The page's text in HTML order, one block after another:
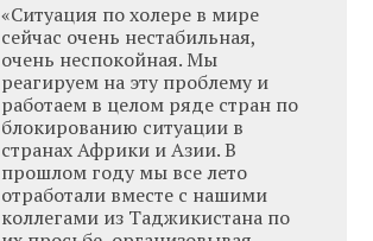
«Ситуация по холере в мире
сейчас очень нестабильная,
очень неспокойная. Мы
реагируем на эту проблему и
работаем в целом ряде стран по
блокированию ситуации в
странах Африки и Азии. В
прошлом году мы все лето
отработали вместе с нашими
коллегами из Таджикистана по